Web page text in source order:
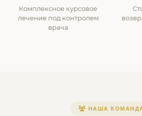
Комплексное курсовое
лечение под контролем
врача
НАША